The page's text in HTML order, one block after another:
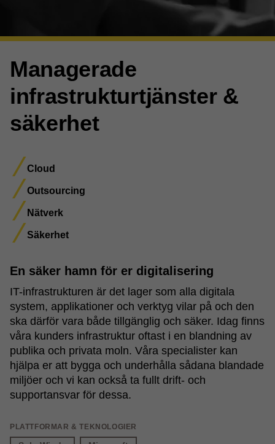
Managerade
infrastruktur­tjänster &
säkerhet
Cloud
Outsourcing
Nätverk
Säkerhet
En säker hamn för er digitalisering
IT-infrastrukturen är det lager som alla digitala
system, applikationer och verktyg vilar på och den
ska därför vara både tillgänglig och säker. Idag finns
våra kunders infrastruktur oftast i en blandning av
publika och privata moln. Våra specialister kan
hjälpa er att bygga och underhålla sådana blandade
miljöer och vi kan också ta fullt drift- och
supportansvar för dessa.
PLATTFORMAR & TEKNOLOGIER